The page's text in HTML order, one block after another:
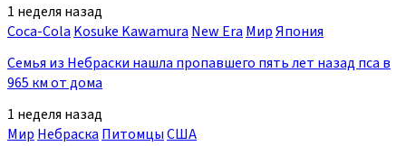
1 неделя назад
Coca-Cola Kosuke Kawamura New Era МирЯпония
Семья из Небраски нашла пропавшего пять лет назад пса в
965 км от дома
1 неделя назад
МирНебраскаПитомцыСША